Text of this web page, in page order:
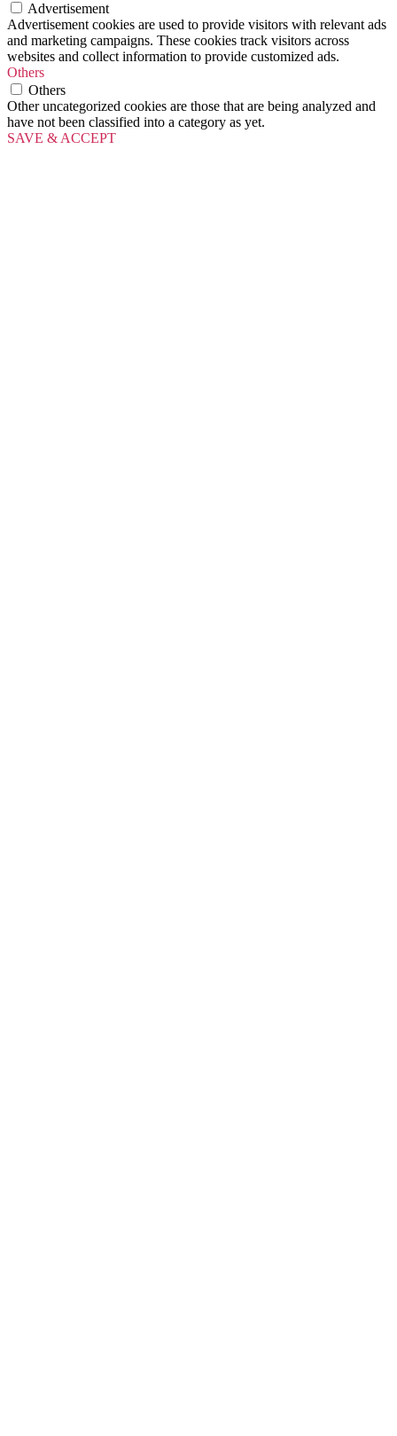
Advertisement
Advertisement cookies are used to provide visitors with relevant ads
and marketing campaigns. These cookies track visitors across
websites and collect information to provide customized ads.
Others
Others
Other uncategorized cookies are those that are being analyzed and
have not been classified into a category as yet.
SAVE & ACCEPT